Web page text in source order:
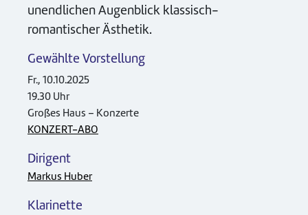
unendlichen Augenblick klassisch-
romantischer Ästhetik.
Gewählte Vorstellung
Fr., 10.10.2025
19.30 Uhr
Großes Haus – Konzerte
KONZERT-ABO
Dirigent
Markus Huber
Klarinette